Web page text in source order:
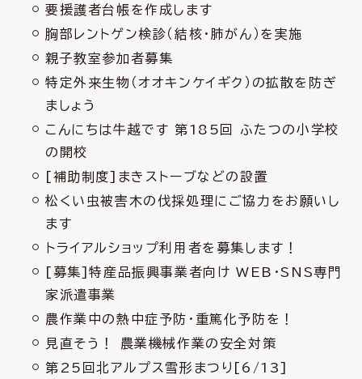
要援護者台帳を作成します
胸部レントゲン検診（結核・肺がん）を実施
親子教室参加者募集
特定外来生物（オオキンケイギク）の拡散を防ぎ
ましょう
こんにちは牛越です 第185回 ふたつの小学校
の開校
[補助制度]まきストーブなどの設置
松くい虫被害木の伐採処理にご協力をお願いし
ます
トライアルショップ利用者を募集します！
[募集]特産品振興事業者向け WEB・SNS専門
家派遣事業
農作業中の熱中症予防・重篤化予防を！
見直そう！ 農業機械作業の安全対策
第25回北アルプス雪形まつり[6/13]